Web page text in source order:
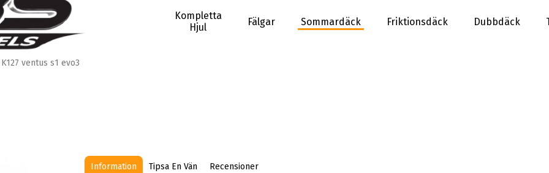
Kompletta
Hjul
Fälgar Sommardäck Friktionsdäck Dubbdäck
K127 ventus s1 evo3
Information Tipsa En Vän Recensioner